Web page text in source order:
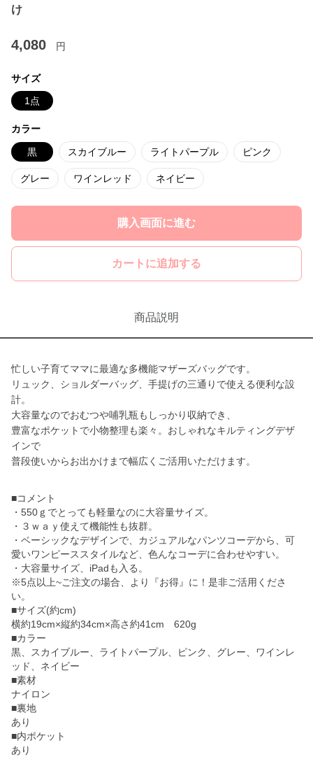
け
4,080 円
サイズ
1点
カラー
黒 スカイブルー ライトパープル ピンク
グレー ワインレッド ネイビー
購入画面に進む
カートに追加する
商品説明
忙しい子育てママに最適な多機能マザーズバッグです。
リュック、ショルダーバッグ、手提げの三通りで使える便利な設
計。
大容量なのでおむつや哺乳瓶もしっかり収納でき、
豊富なポケットで小物整理も楽々。おしゃれなキルティングデザ
インで
普段使いからお出かけまで幅広くご活用いただけます。
■コメント
・550ｇでとっても軽量なのに大容量サイズ。
・３ｗａｙ使えて機能性も抜群。
・ベーシックなデザインで、カジュアルなパンツコーデから、可
愛いワンピーススタイルなど、色んなコーデに合わせやすい。
・大容量サイズ、iPadも入る。
※5点以上~ご注文の場合、より『お得』に！是非ご活用くださ
い。
■サイズ(約cm)
横約19cm×縦約34cm×高さ約41cm 620g
■カラー
黒、スカイブルー、ライトパープル、ピンク、グレー、ワインレ
ッド、ネイビー
■素材
ナイロン
■裏地
あり
■内ポケット
あり